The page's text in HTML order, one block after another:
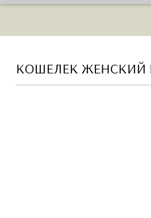
КОШЕЛЕК ЖЕНСКИЙ